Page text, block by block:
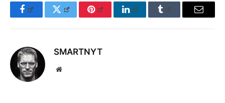
FacebookTwitter Pinterest LinkedInTumblr Email
SMARTNYT
Website